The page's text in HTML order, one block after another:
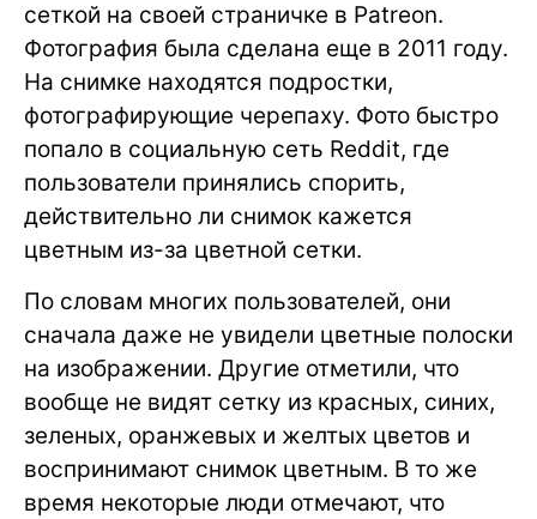
сеткой на своей страничке в Patreon.
Фотография была сделана еще в 2011 году.
На снимке находятся подростки,
фотографирующие черепаху. Фото быстро
попало в социальную сеть Reddit, где
пользователи принялись спорить,
действительно ли снимок кажется
цветным из-за цветной сетки.
По словам многих пользователей, они
сначала даже не увидели цветные полоски
на изображении. Другие отметили, что
вообще не видят сетку из красных, синих,
зеленых, оранжевых и желтых цветов и
воспринимают снимок цветным. В то же
время некоторые люди отмечают, что